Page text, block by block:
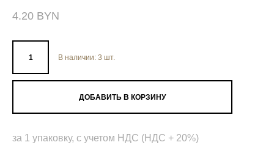
4.20 BYN
В наличии: 3 шт.
ДОБАВИТЬ В КОРЗИНУ
за 1 упаковку, с учетом НДС (НДС + 20%)